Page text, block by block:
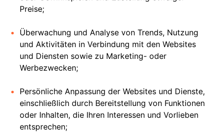
Preise;
Überwachung und Analyse von Trends, Nutzung
und Aktivitäten in Verbindung mit den Websites
und Diensten sowie zu Marketing- oder
Werbezwecken;
Persönliche Anpassung der Websites und Dienste,
einschließlich durch Bereitstellung von Funktionen
oder Inhalten, die Ihren Interessen und Vorlieben
entsprechen;